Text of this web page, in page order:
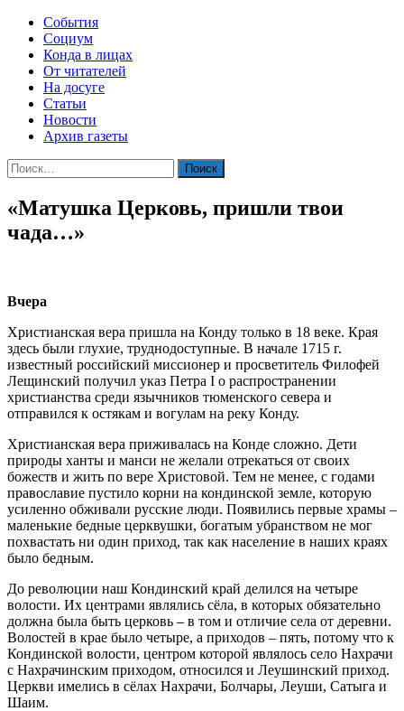
События
Социум
Конда в лицах
От читателей
На досуге
Статьи
Новости
Архив газеты
Найти:
«Матушка Церковь, пришли твои
чада…»
Вчера
Христианская вера пришла на Конду только в 18 веке. Края
здесь были глухие, труднодоступные. В начале 1715 г.
известный российский миссионер и просветитель Филофей
Лещинский получил указ Петра I о распространении
христианства среди язычников тюменского севера и
отправился к остякам и вогулам на реку Конду.
Христианская вера приживалась на Конде сложно. Дети
природы ханты и манси не желали отрекаться от своих
божеств и жить по вере Христовой. Тем не менее, с годами
православие пустило корни на кондинской земле, которую
усиленно обживали русские люди. Появились первые храмы –
маленькие бедные церквушки, богатым убранством не мог
похвастать ни один приход, так как население в наших краях
было бедным.
До революции наш Кондинский край делился на четыре
волости. Их центрами являлись сёла, в которых обязательно
должна была быть церковь – в том и отличие села от деревни.
Волостей в крае было четыре, а приходов – пять, потому что к
Кондинской волости, центром которой являлось село Нахрачи
с Нахрачинским приходом, относился и Леушинский приход.
Церкви имелись в сёлах Нахрачи, Болчары, Леуши, Сатыга и
Шаим.